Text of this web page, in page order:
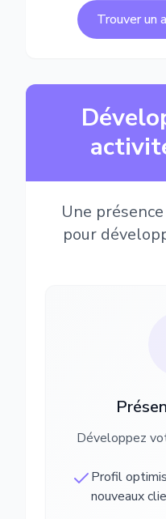
Trouver un
Une
pour
Développez
Profil
nouveaux